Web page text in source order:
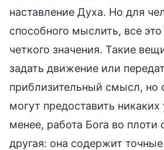
наставление Духа. Но для
способного мыслить, все
четкого значения. Такие
задать движение или
приблизительный смысл, но
могут предоставить
менее, работа Бога во плоти
другая: она содержит